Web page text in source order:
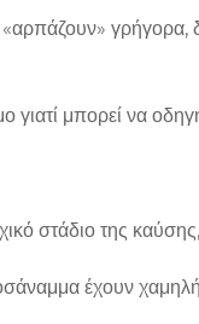
γρήγορα,
γιατί μπορεί να
στάδιο της
έχουν